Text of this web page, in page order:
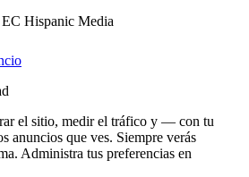
Hispanic Media
el sitio, medir el tráfico y — con tu
anuncios que ves. Siempre verás
Administra tus preferencias en